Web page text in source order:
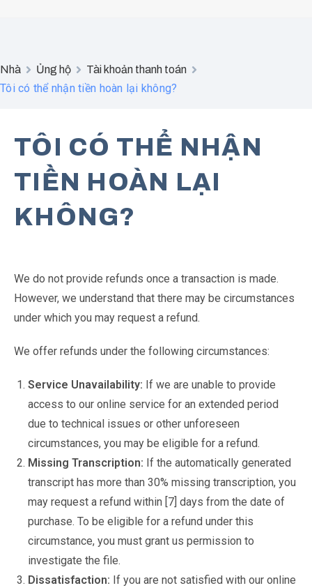
Nhà Ủng hộ Tài khoản thanh toán
Tôi có thể nhận tiền hoàn lại không?
TÔI CÓ THỂ NHẬN
TIỀN HOÀN LẠI
KHÔNG?
We do not provide refunds once a transaction is made.
However, we understand that there may be circumstances
under which you may request a refund.
We offer refunds under the following circumstances:
Service Unavailability: If we are unable to provide
access to our online service for an extended period
due to technical issues or other unforeseen
circumstances, you may be eligible for a refund.
Missing Transcription: If the automatically generated
transcript has more than 30% missing transcription, you
may request a refund within [7] days from the date of
purchase. To be eligible for a refund under this
circumstance, you must grant us permission to
investigate the file.
Dissatisfaction: If you are not satisfied with our online